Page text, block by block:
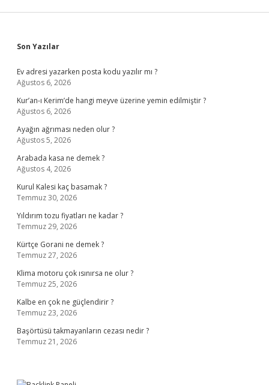
Sidebar
Son Yazılar
Ev adresi yazarken posta kodu yazılır mı ?
Ağustos 6, 2026
Kur’an-ı Kerim’de hangi meyve üzerine yemin edilmiştir ?
Ağustos 6, 2026
Ayağın ağrıması neden olur ?
Ağustos 5, 2026
Arabada kasa ne demek ?
Ağustos 4, 2026
Kurul Kalesi kaç basamak ?
Temmuz 30, 2026
Yıldırım tozu fiyatları ne kadar ?
Temmuz 29, 2026
Kürtçe Gorani ne demek ?
Temmuz 27, 2026
Klima motoru çok ısınırsa ne olur ?
Temmuz 25, 2026
Kalbe en çok ne güçlendirir ?
Temmuz 23, 2026
Başörtüsü takmayanların cezası nedir ?
Temmuz 21, 2026